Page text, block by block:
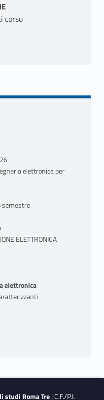
corso
elettronica per
semestre
ELETTRONICA
elettronica
studi Roma Tre| C.F./P.I.